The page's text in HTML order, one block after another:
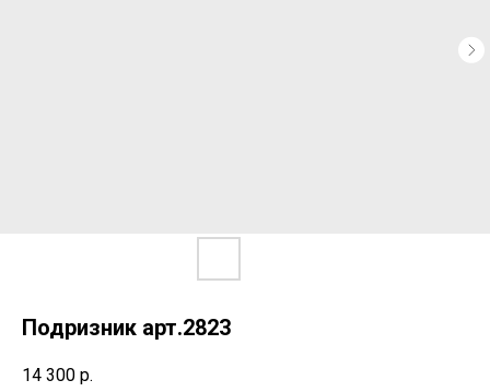
Подризник арт.2823
14 300 р.